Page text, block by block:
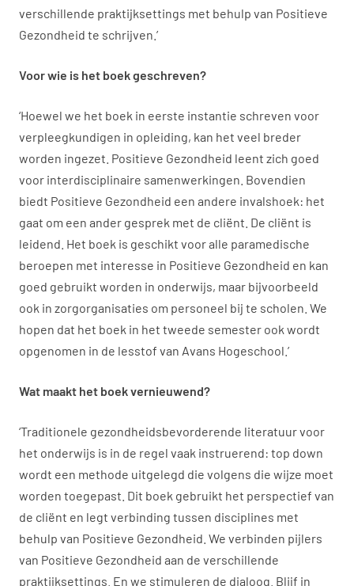
verschillende praktijksettings met behulp van Positieve
Gezondheid te schrijven.’
Voor wie is het boek geschreven?
‘Hoewel we het boek in eerste instantie schreven voor
verpleegkundigen in opleiding, kan het veel breder
worden ingezet. Positieve Gezondheid leent zich goed
voor interdisciplinaire samenwerkingen. Bovendien
biedt Positieve Gezondheid een andere invalshoek: het
gaat om een ander gesprek met de cliënt. De cliënt is
leidend. Het boek is geschikt voor alle paramedische
beroepen met interesse in Positieve Gezondheid en kan
goed gebruikt worden in onderwijs, maar bijvoorbeeld
ook in zorgorganisaties om personeel bij te scholen. We
hopen dat het boek in het tweede semester ook wordt
opgenomen in de lesstof van Avans Hogeschool.’
Wat maakt het boek vernieuwend?
‘Traditionele gezondheidsbevorderende literatuur voor
het onderwijs is in de regel vaak instruerend: top down
wordt een methode uitgelegd die volgens die wijze moet
worden toegepast. Dit boek gebruikt het perspectief van
de cliënt en legt verbinding tussen disciplines met
behulp van Positieve Gezondheid. We verbinden pijlers
van Positieve Gezondheid aan de verschillende
praktijksettings. En we stimuleren de dialoog. Blijf in